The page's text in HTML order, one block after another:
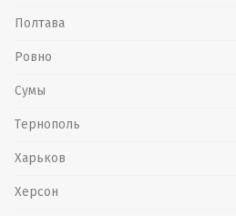
Полтава
Ровно
Сумы
Тернополь
Харьков
Херсон